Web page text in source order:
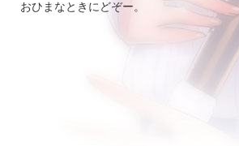
おひまなときにどぞー。